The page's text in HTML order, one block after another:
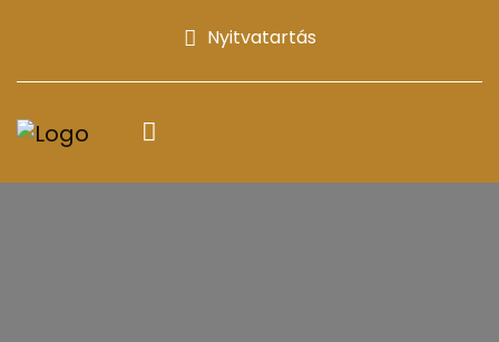
Nyitvatartás